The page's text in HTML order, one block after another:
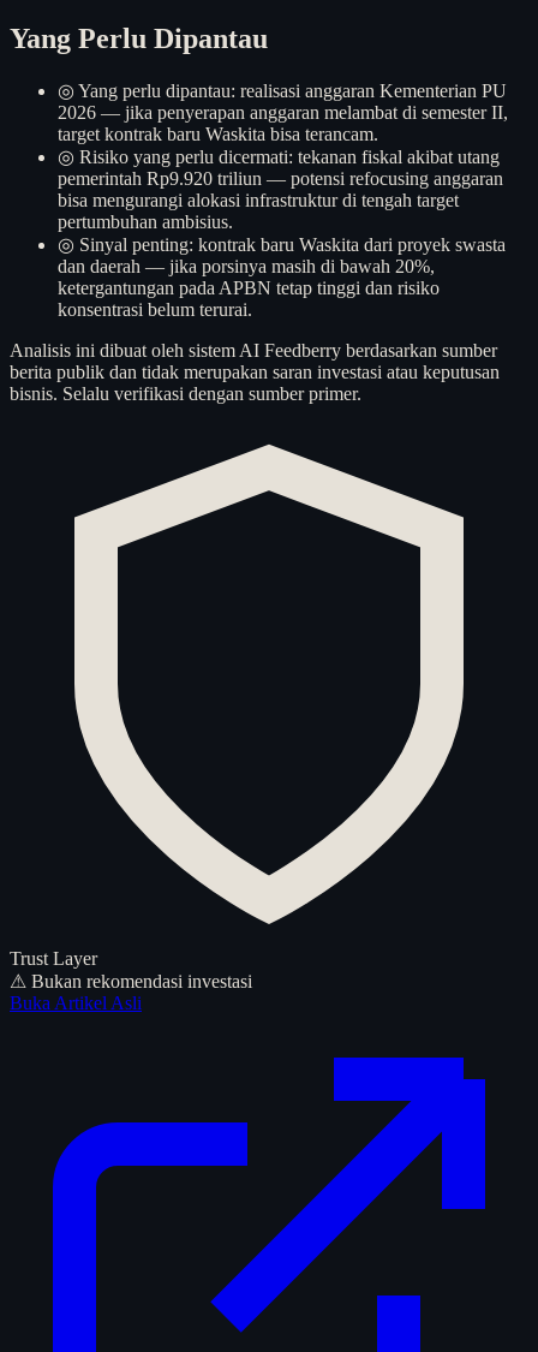
Yang Perlu Dipantau
◎ Yang perlu dipantau: realisasi anggaran Kementerian PU
2026 — jika penyerapan anggaran melambat di semester II,
target kontrak baru Waskita bisa terancam.
◎ Risiko yang perlu dicermati: tekanan fiskal akibat utang
pemerintah Rp9.920 triliun — potensi refocusing anggaran
bisa mengurangi alokasi infrastruktur di tengah target
pertumbuhan ambisius.
◎ Sinyal penting: kontrak baru Waskita dari proyek swasta
dan daerah — jika porsinya masih di bawah 20%,
ketergantungan pada APBN tetap tinggi dan risiko
konsentrasi belum terurai.
Analisis ini dibuat oleh sistem AI Feedberry berdasarkan sumber
berita publik dan tidak merupakan saran investasi atau keputusan
bisnis. Selalu verifikasi dengan sumber primer.
Trust Layer
⚠ Bukan rekomendasi investasi
Buka Artikel Asli